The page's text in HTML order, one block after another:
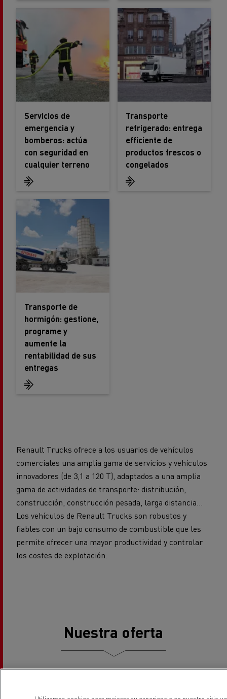
Servicios de
bomberos: actúa
con seguridad en
cualquier terreno
efficiente de
productos frescos o
congelados
programe y
aumente la
rentabilidad de sus
entregas
innovadores (de 3,1 a 120 T), adaptados a una amplia
gama de actividades de transporte: distribución,
construcción, construcción pesada, larga distancia...
Los vehículos de Renault Trucks son robustos y
fiables con un bajo consumo de combustible que les
permite ofrecer una mayor productividad y controlar
los costes de explotación.
Nuestra gama